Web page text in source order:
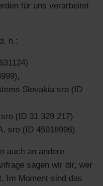
für uns verarbeitet
h.:
Slovakia sro (ID
(ID 31 329 217)
sro (ID 45918996)
auch an andere
sagen wir dir, wer
Im Moment sind das